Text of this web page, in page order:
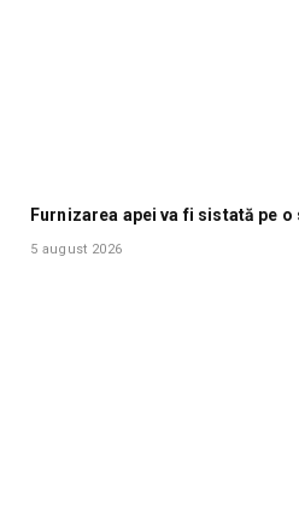
Furnizarea apei va fi sistată pe
5 august 2026